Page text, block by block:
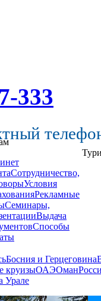
333
Сотрудничество,
Условия
Рекламные
Семинары,
Выдача
Способы
Босния и Герцеговина
круизыОАЭОман
Урале